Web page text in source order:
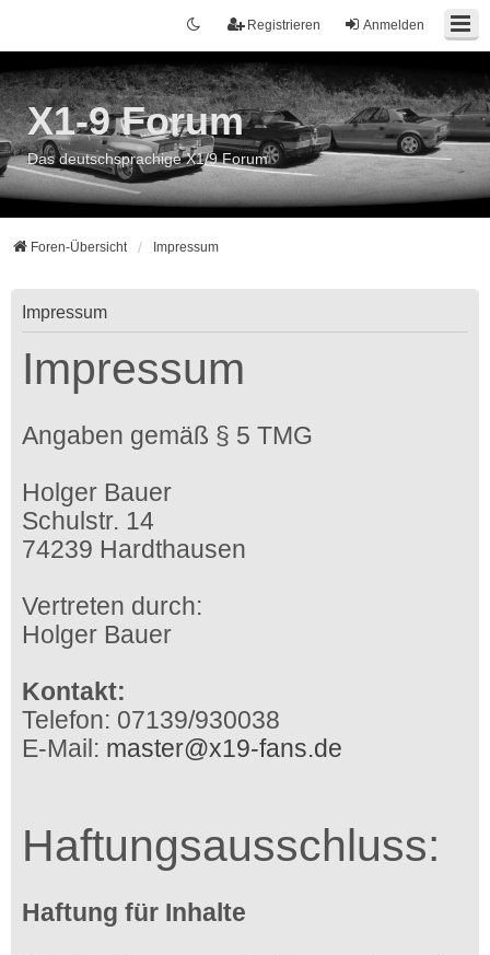
Anmelden
Registrieren
X1-9 Forum
Das deutschsprachige X1/9 Forum
Foren-Übersicht Impressum
Impressum
Impressum
Angaben gemäß § 5 TMG
Holger Bauer
Schulstr. 14
74239 Hardthausen
Vertreten durch:
Holger Bauer
Kontakt:
Telefon: 07139/930038
E-Mail: master@x19-fans.de
Haftungsausschluss:
Haftung für Inhalte